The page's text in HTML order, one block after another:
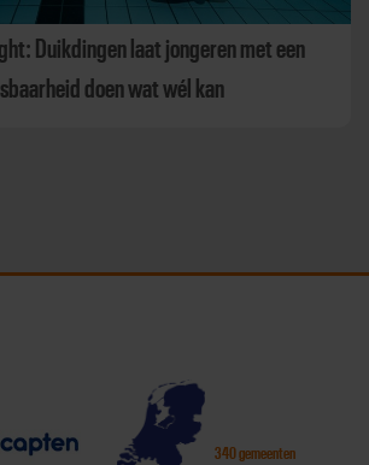
Duikdingen laat jongeren met een
doen wat wél kan
340 gemeenten